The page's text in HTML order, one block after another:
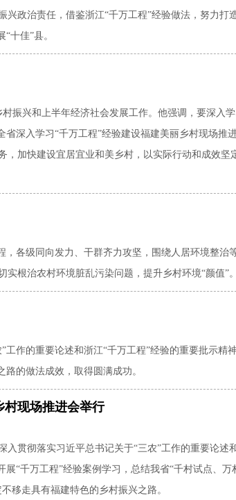
政治责任，借鉴浙江“千万工程”经验做法，努力打
十佳”县。
振兴和上半年经济社会发展工作。他强调，要深入学
深入学习“千万工程”经验建设福建美丽乡村现场推
，加快建设宜居宜业和美乡村，以实际行动和成效坚
，各级同向发力、干群齐力攻坚，围绕人居环境整治
根治农村环境脏乱污染问题，提升乡村环境“颜值”。
作的重要论述和浙江“千万工程”经验的重要批示精神
的做法成效，取得圆满成功。
村现场推进会举行
贯彻落实习近平总书记关于“三农”工作的重要论述
“千万工程”经验案例学习，总结我省“千村试点、万
移走具有福建特色的乡村振兴之路。